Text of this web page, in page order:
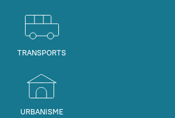
TRANSPORTS
URBANISME